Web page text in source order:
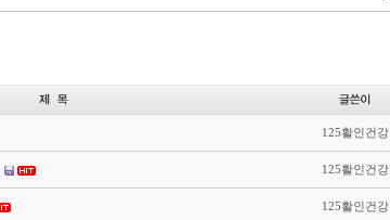
125활인건강
125활인건강
125활인건강